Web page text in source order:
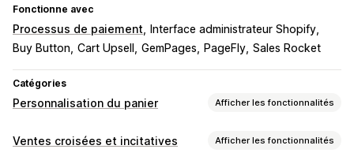
Fonctionne avec
Processus de paiement
Interface administrateur Shopify
Buy Button Cart Upsell GemPages PageFly Sales Rocket
Catégories
Personnalisation du panier Afficher les fonctionnalités
Affichage du panier
Ventes croisées et incitatives Afficher les fonctionnalités